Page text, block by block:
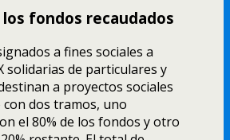
los fondos recaudados
a fines sociales a
solidarias de particulares y
a proyectos sociales
dos tramos, uno
el 80% de los fondos y otro